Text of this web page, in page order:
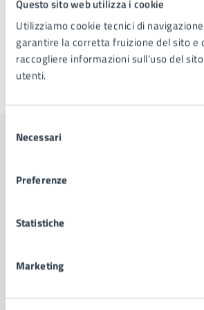
Questo sito web utilizza i cookie
Utilizziamo cookie tecnici di
garantire la corretta fruizione del sito e
raccogliere informazioni sull'uso del
utenti.
delNecessari
Preferenze
Statistiche
Marketing
Servizio Coordinamento e Segreteria